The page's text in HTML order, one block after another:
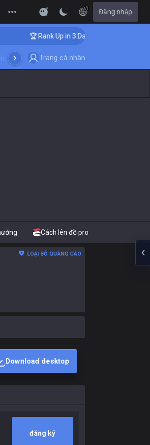
VI Đăng nhập
🏆 Rank Up in 3 Days! Challenger Coaching
trò chơiTrang cá nhân
Cách lên đồ pro
LOẠI BỎ QUẢNG CÁO
Download desktop
đăng ký